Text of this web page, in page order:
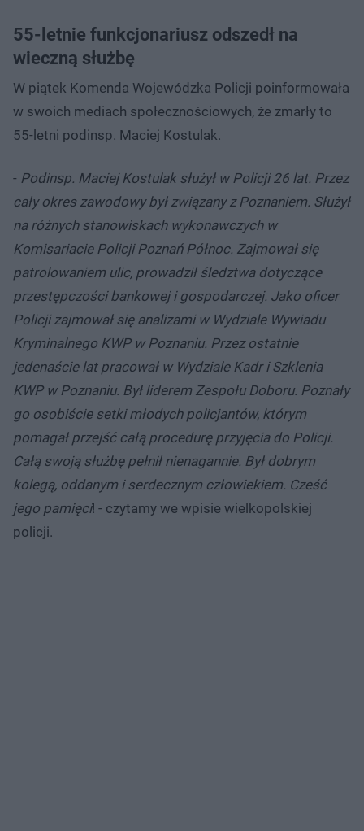
55-letnie funkcjonariusz odszedł na
wieczną służbę
W piątek Komenda Wojewódzka Policji poinformowała
w swoich mediach społecznościowych, że zmarły to
55-letni podinsp. Maciej Kostulak.
- Podinsp. Maciej Kostulak służył w Policji 26 lat. Przez
cały okres zawodowy był związany z Poznaniem. Służył
na różnych stanowiskach wykonawczych w
Komisariacie Policji Poznań Północ. Zajmował się
patrolowaniem ulic, prowadził śledztwa dotyczące
przestępczości bankowej i gospodarczej. Jako oficer
Policji zajmował się analizami w Wydziale Wywiadu
Kryminalnego KWP w Poznaniu. Przez ostatnie
jedenaście lat pracował w Wydziale Kadr i Szklenia
KWP w Poznaniu. Był liderem Zespołu Doboru. Poznały
go osobiście setki młodych policjantów, którym
pomagał przejść całą procedurę przyjęcia do Policji.
Całą swoją służbę pełnił nienagannie. Był dobrym
kolegą, oddanym i serdecznym człowiekiem. Cześć
jego pamięci! - czytamy we wpisie wielkopolskiej
policji.